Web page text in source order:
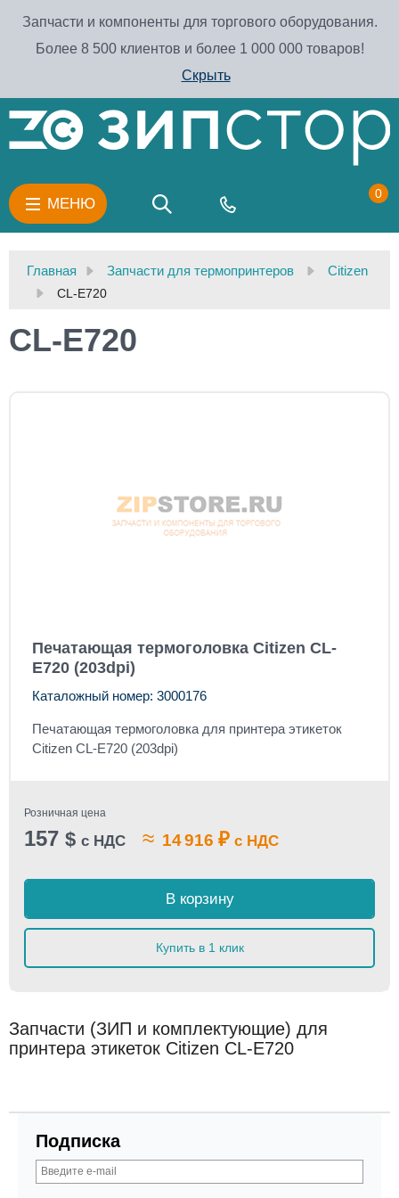
Запчасти и компоненты для торгового оборудования.
Более 8 500 клиентов и более 1 000 000 товаров!
Скрыть
МЕНЮ
0
Главная Запчасти для термопринтеров Citizen
CL-E720
CL-E720
Печатающая термоголовка Citizen CL-
E720 (203dpi)
Каталожный номер: 3000176
Печатающая термоголовка для принтера этикеток
Citizen CL-E720 (203dpi)
Розничная цена
157 $ с НДС ≈ 14 916 ₽ с НДС
В корзину
Купить в 1 клик
Запчасти (ЗИП и комплектующие) для
принтера этикеток Citizen CL-E720
Подписка